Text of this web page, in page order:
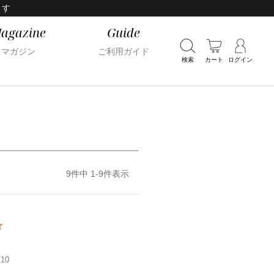
マガジン
Guide
ご利用ガイド
検索 カート ログイン
9件中 1-9件表示